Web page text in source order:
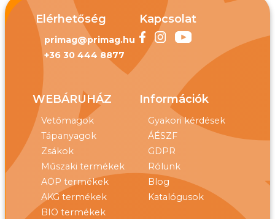
Elérhetőség
primag@primag.hu
+36 30 444 8877
Kapcsolat
WEBÁRUHÁZ
Vetőmagok
Tápanyagok
Zsákok
Műszaki termékek
AÖP termékek
AKG termékek
BIO termékek
Információk
Gyakori kérdések
ÁÉSZF
GDPR
Rólunk
Blog
Katalógusok